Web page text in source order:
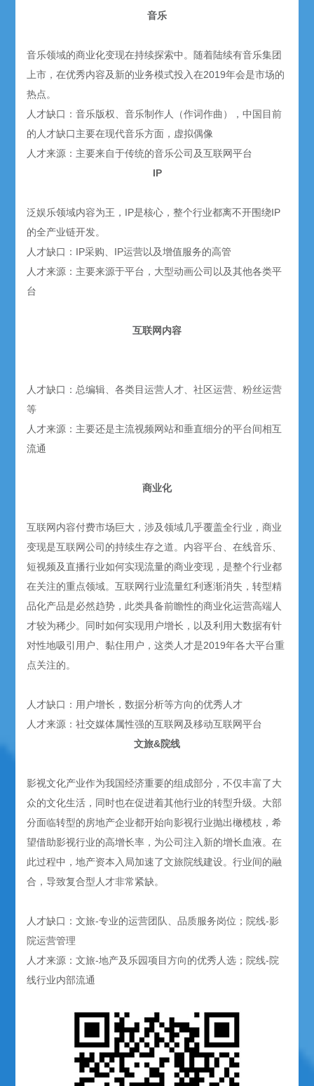
音乐
音乐领域的商业化变现在持续探索中。随着陆续有音乐集团
上市，在优秀内容及新的业务模式投入在2019年会是市场的
热点。
人才缺口：音乐版权、音乐制作人（作词作曲），中国目前
的人才缺口主要在现代音乐方面，虚拟偶像
人才来源：主要来自于传统的音乐公司及互联网平台
IP
泛娱乐领域内容为王，IP是核心，整个行业都离不开围绕IP
的全产业链开发。
人才缺口：IP采购、IP运营以及增值服务的高管
人才来源：主要来源于平台，大型动画公司以及其他各类平
台
互联网内容
人才缺口：总编辑、各类目运营人才、社区运营、粉丝运营
等
人才来源：主要还是主流视频网站和垂直细分的平台间相互
流通
商业化
互联网内容付费市场巨大，涉及领域几乎覆盖全行业，商业
变现是互联网公司的持续生存之道。内容平台、在线音乐、
短视频及直播行业如何实现流量的商业变现，是整个行业都
在关注的重点领域。互联网行业流量红利逐渐消失，转型精
品化产品是必然趋势，此类具备前瞻性的商业化运营高端人
才较为稀少。同时如何实现用户增长，以及利用大数据有针
对性地吸引用户、黏住用户，这类人才是2019年各大平台重
点关注的。
人才缺口：用户增长，数据分析等方向的优秀人才
人才来源：社交媒体属性强的互联网及移动互联网平台
文旅&院线
影视文化产业作为我国经济重要的组成部分，不仅丰富了大
众的文化生活，同时也在促进着其他行业的转型升级。大部
分面临转型的房地产企业都开始向影视行业抛出橄榄枝，希
望借助影视行业的高增长率，为公司注入新的增长血液。在
此过程中，地产资本入局加速了文旅院线建设。行业间的融
合，导致复合型人才非常紧缺。
人才缺口：文旅-专业的运营团队、品质服务岗位；院线-影
院运营管理
人才来源：文旅-地产及乐园项目方向的优秀人选；院线-院
线行业内部流通